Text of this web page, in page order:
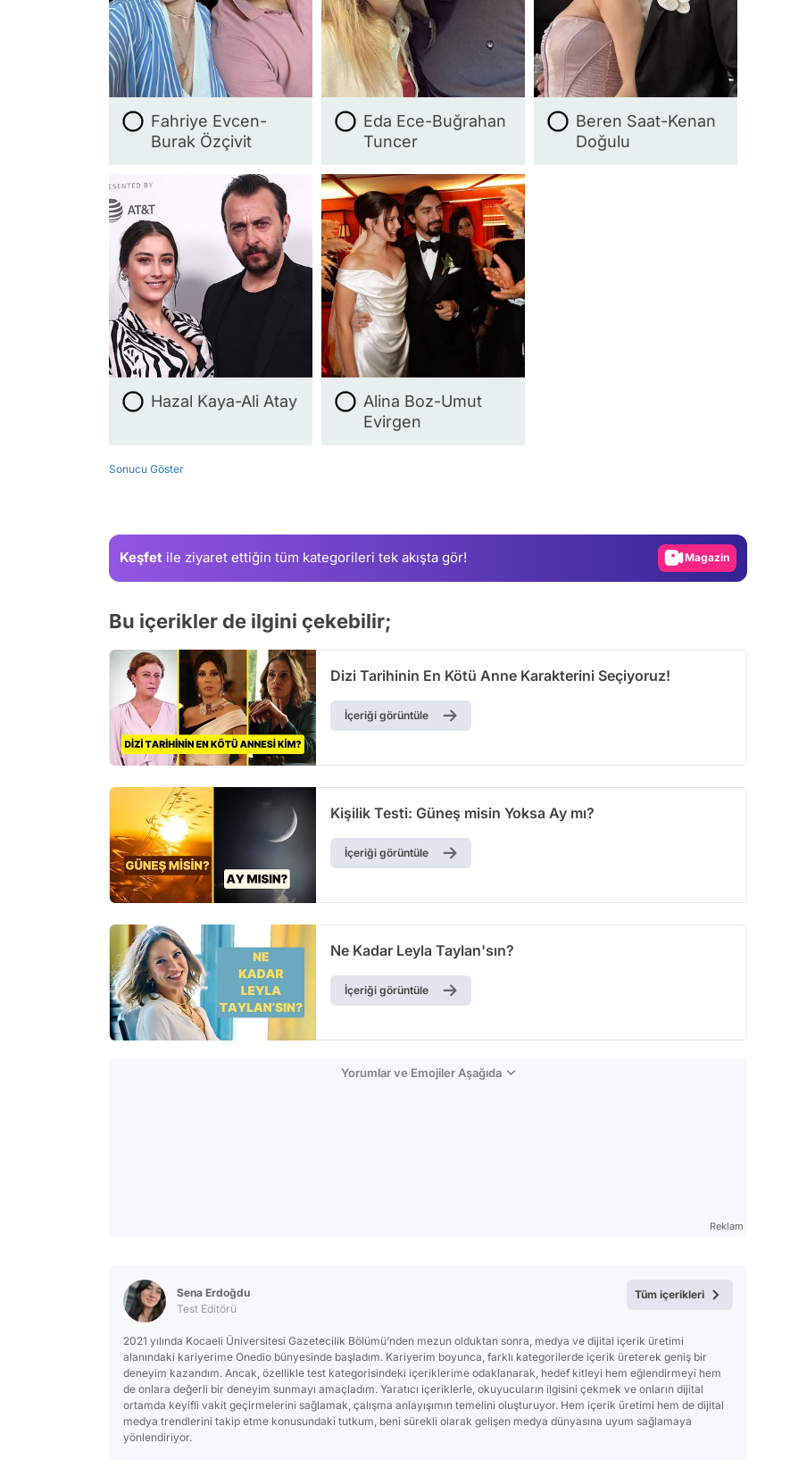
Fahriye Evcen-
Burak Özçivit
Eda Ece-Buğrahan
Tuncer
Beren Saat-Kenan
Doğulu
Hazal Kaya-Ali Atay
Alina Boz-Umut
Evirgen
Sonucu Göster
Keşfet ile ziyaret ettiğin tüm kategorileri tek akışta gör!
Magazin
Video
Bu içerikler de ilgini çekebilir;
Dizi Tarihinin En Kötü Anne Karakterini Seçiyoruz!
İçeriği görüntüle
Kişilik Testi: Güneş misin Yoksa Ay mı?
İçeriği görüntüle
Ne Kadar Leyla Taylan'sın?
İçeriği görüntüle
Yorumlar ve Emojiler Aşağıda
Reklam
Sena Erdoğdu
Test Editörü
2021 yılında Kocaeli Üniversitesi Gazetecilik Bölümü’nden mezun olduktan sonra, medya ve dijital içerik üretimi
alanındaki kariyerime Onedio bünyesinde başladım. Kariyerim boyunca, farklı kategorilerde içerik üreterek geniş bir
deneyim kazandım. Ancak, özellikle test kategorisindeki içeriklerime odaklanarak, hedef kitleyi hem eğlendirmeyi hem
de onlara değerli bir deneyim sunmayı amaçladım. Yaratıcı içeriklerle, okuyucuların ilgisini çekmek ve onların dijital
ortamda keyifli vakit geçirmelerini sağlamak, çalışma anlayışımın temelini oluşturuyor. Hem içerik üretimi hem de dijital
medya trendlerini takip etme konusundaki tutkum, beni sürekli olarak gelişen medya dünyasına uyum sağlamaya
yönlendiriyor.
Tüm içerikleri